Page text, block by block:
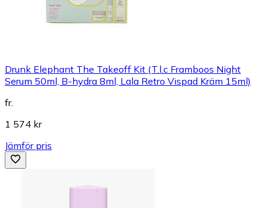
Drunk Elephant The Takeoff Kit (T.l.c Framboos Night
Serum 50ml, B-hydra 8ml, Lala Retro Vispad Kräm 15ml)
fr.
1 574 kr
Jämför pris